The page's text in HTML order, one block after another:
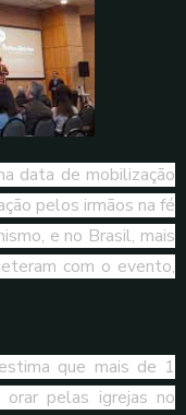
data de mobilização
pelos irmãos na fé
e no Brasil, mais
com o evento,
que mais de 1
pelas igrejas no